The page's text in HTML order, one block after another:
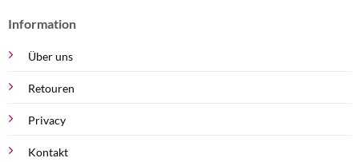
Information
Über uns
Retouren
Privacy
Kontakt